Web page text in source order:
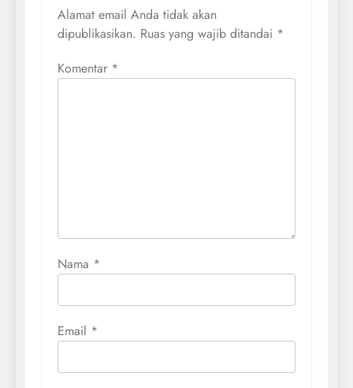
Alamat email Anda tidak akan
dipublikasikan. Ruas yang wajib ditandai *
Komentar *
Nama *
Email *